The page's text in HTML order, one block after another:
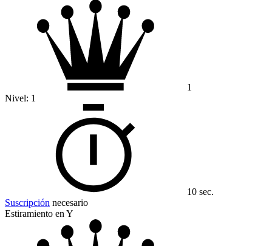
1
Nivel: 1
10 sec.
Suscripción necesario
Estiramiento en Y